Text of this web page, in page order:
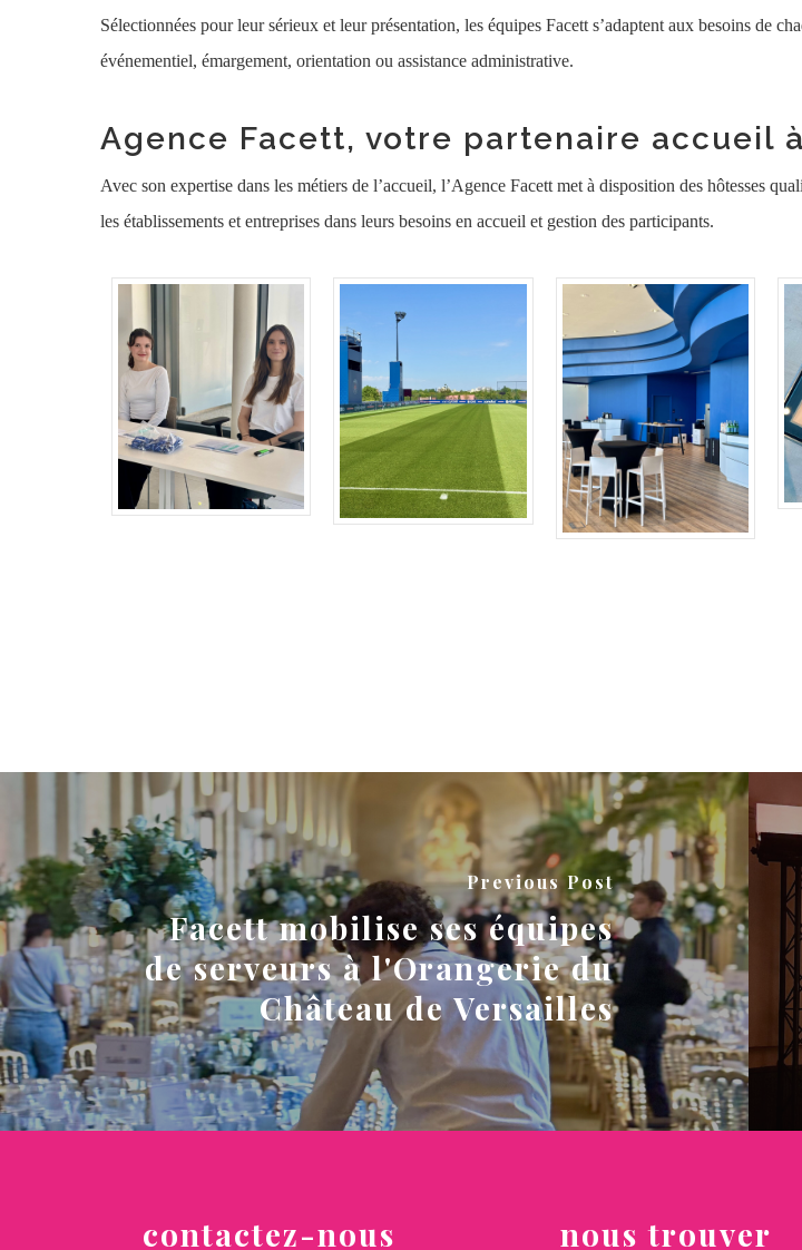
Sélectionnées pour leur sérieux et leur présentation, les équipes Facett s’adaptent aux besoins de
événementiel, émargement, orientation ou assistance administrative.
Agence Facett, votre partenaire accueil
Avec son expertise dans les métiers de l’accueil, l’Agence Facett met à disposition des hôtesses
les établissements et entreprises dans leurs besoins en accueil et gestion des participants.
Previous Post
Facett mobilise ses équipes
de serveurs à l'Orangerie du
Château de Versailles
contactez-nous nous trouver